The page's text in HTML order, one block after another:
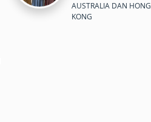
AUSTRALIA DAN HONG
KONG